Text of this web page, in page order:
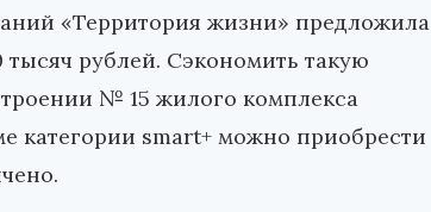
«Территория жизни» предложила
рублей. Сэкономить такую
№ 15 жилого комплекса
категории smart+ можно приобрести